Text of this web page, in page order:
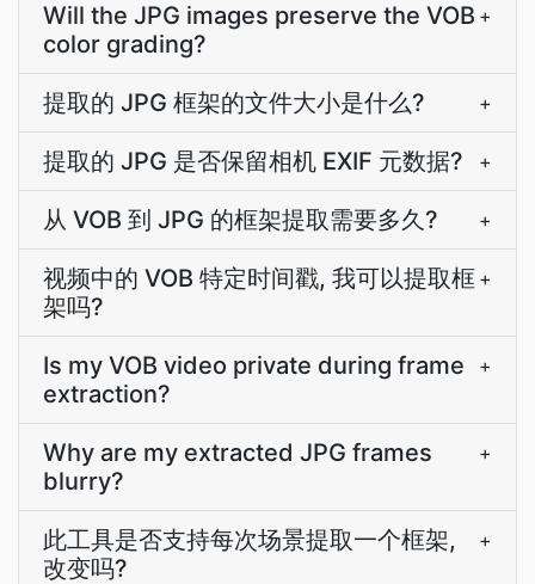
Will the JPG images preserve the VOB
color grading?
+
提取的 JPG 框架的文件大小是什么? +
提取的 JPG 是否保留相机 EXIF 元数据? +
从 VOB 到 JPG 的框架提取需要多久? +
视频中的 VOB 特定时间戳, 我可以提取框
架吗?
+
Is my VOB video private during frame
extraction?
+
Why are my extracted JPG frames
blurry?
+
此工具是否支持每次场景提取一个框架,
改变吗?
+